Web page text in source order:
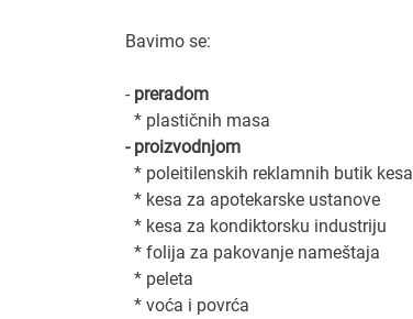
Bavimo se:
- preradom
* plastičnih masa
- proizvodnjom
* poleitilenskih reklamnih butik kesa
* kesa za apotekarske ustanove
* kesa za kondiktorsku industriju
* folija za pakovanje nameštaja
* peleta
* voća i povrća